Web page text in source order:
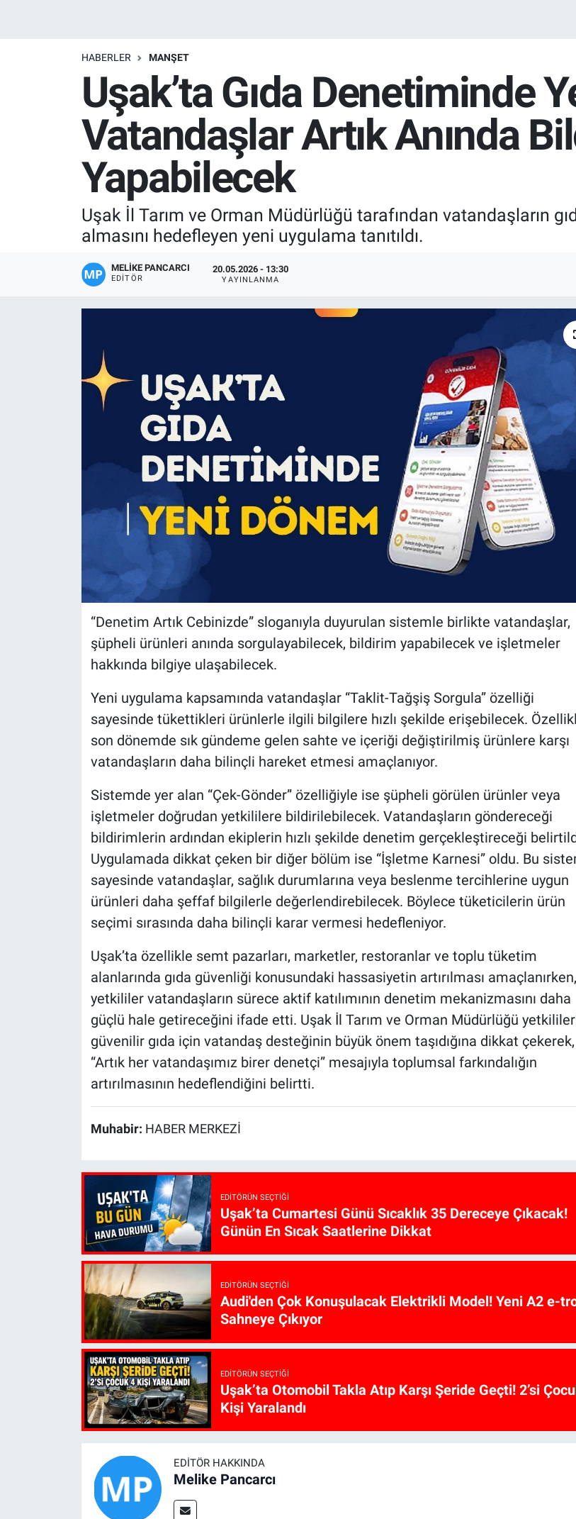
HABERLER MANŞET
Uşak’ta Gıda Denetiminde
Vatandaşlar Artık Anında
Yapabilecek
Uşak İl Tarım ve Orman Müdürlüğü tarafından vatandaşların
almasını hedefleyen yeni uygulama tanıtıldı.
MELIKE PANCARCI
EDITÖR
20.05.2026 - 13:30
YAYINLANMA
“Denetim Artık Cebinizde” sloganıyla duyurulan sistemle birlikte vatandaşlar,
şüpheli ürünleri anında sorgulayabilecek, bildirim yapabilecek ve işletmeler
hakkında bilgiye ulaşabilecek.
Yeni uygulama kapsamında vatandaşlar “Taklit-Tağşiş Sorgula” özelliği
sayesinde tükettikleri ürünlerle ilgili bilgilere hızlı şekilde erişebilecek.
son dönemde sık gündeme gelen sahte ve içeriği değiştirilmiş ürünlere karşı
vatandaşların daha bilinçli hareket etmesi amaçlanıyor.
Sistemde yer alan “Çek-Gönder” özelliğiyle ise şüpheli görülen ürünler veya
işletmeler doğrudan yetkililere bildirilebilecek. Vatandaşların göndereceği
bildirimlerin ardından ekiplerin hızlı şekilde denetim gerçekleştireceği
Uygulamada dikkat çeken bir diğer bölüm ise “İşletme Karnesi” oldu. Bu
sayesinde vatandaşlar, sağlık durumlarına veya beslenme tercihlerine uygun
ürünleri daha şeffaf bilgilerle değerlendirebilecek. Böylece tüketicilerin ürün
seçimi sırasında daha bilinçli karar vermesi hedefleniyor.
Uşak’ta özellikle semt pazarları, marketler, restoranlar ve toplu tüketim
alanlarında gıda güvenliği konusundaki hassasiyetin artırılması amaçlanırken,
yetkililer vatandaşların sürece aktif katılımının denetim mekanizmasını daha
güçlü hale getireceğini ifade etti. Uşak İl Tarım ve Orman Müdürlüğü
güvenilir gıda için vatandaş desteğinin büyük önem taşıdığına dikkat çekerek,
“Artık her vatandaşımız birer denetçi” mesajıyla toplumsal farkındalığın
artırılmasının hedeflendiğini belirtti.
Muhabir: HABER MERKEZİ
EDITÖRÜN SEÇTIĞI
Uşak’ta Cumartesi Günü Sıcaklık 35 Dereceye Çıkacak!
Günün En Sıcak Saatlerine Dikkat
EDITÖRÜN SEÇTIĞI
Audi'den Çok Konuşulacak Elektrikli Model! Yeni A2 e-
Sahneye Çıkıyor
EDITÖRÜN SEÇTIĞI
Uşak’ta Otomobil Takla Atıp Karşı Şeride Geçti! 2’si
Kişi Yaralandı
EDITÖR HAKKINDA
Melike Pancarcı
Resmi İlanlar
Son Dakika
Uşak Haberleri